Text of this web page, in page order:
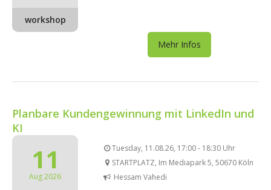
workshop
Mehr Infos
Planbare Kundengewinnung mit LinkedIn und
KI
11
Aug 2026
Tuesday, 11.08.26, 17:00 - 18:30 Uhr
STARTPLATZ, Im Mediapark 5, 50670 Köln
Hessam Vahedi